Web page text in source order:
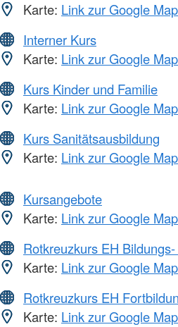
Karte: Link zur Google
Interner Kurs
Karte: Link zur Google
Kurs Kinder und Familie
Karte: Link zur Google
Kurs Sanitätsausbildung
Karte: Link zur Google
Kursangebote
Karte: Link zur Google
Rotkreuzkurs EH
Karte: Link zur Google
Rotkreuzkurs EH
Karte: Link zur Google